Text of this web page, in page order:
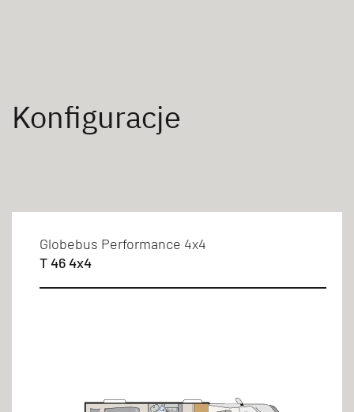
Konfiguracje
Miejsca do spania
Globebus Performance 4x4
T 46 4x4